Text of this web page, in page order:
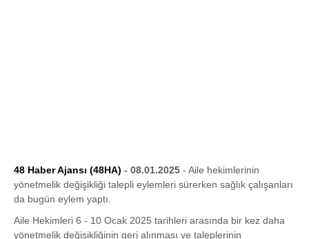
48 Haber Ajansı (48HA) - 08.01.2025 - Aile hekimlerinin
yönetmelik değişikliği talepli eylemleri sürerken sağlık çalışanları
da bugün eylem yaptı.
Aile Hekimleri 6 - 10 Ocak 2025 tarihleri arasında bir kez daha
yönetmelik değişikliğinin geri alınması ve taleplerinin